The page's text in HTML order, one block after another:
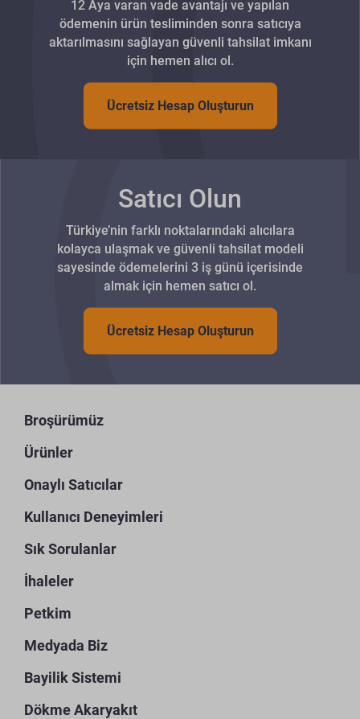
12 Aya varan vade avantajı ve yapılan
ödemenin ürün tesliminden sonra satıcıya
aktarılmasını sağlayan güvenli tahsilat imkanı
için hemen alıcı ol.
Ücretsiz Hesap Oluşturun
Satıcı Olun
Türkiye’nin farklı noktalarındaki alıcılara
kolayca ulaşmak ve güvenli tahsilat modeli
sayesinde ödemelerini 3 iş günü içerisinde
almak için hemen satıcı ol.
Ücretsiz Hesap Oluşturun
Broşürümüz
Ürünler
Onaylı Satıcılar
Kullanıcı Deneyimleri
Sık Sorulanlar
İhaleler
Petkim
Medyada Biz
Bayilik Sistemi
Dökme Akaryakıt